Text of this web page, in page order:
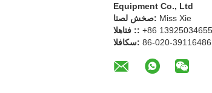
Equipment Co., Ltd
اتصل شخص: Miss Xie
الهاتف :: +86 13925034655
الفاكس: 86-020-39116486